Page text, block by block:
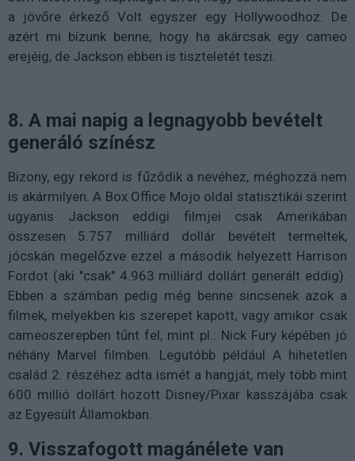
a jövőre érkező Volt egyszer egy Hollywoodhoz. De
azért mi bízunk benne, hogy ha akárcsak egy cameo
erejéig, de Jackson ebben is tiszteletét teszi.
8. A mai napig a legnagyobb bevételt
generáló színész
Bizony, egy rekord is fűződik a nevéhez, méghozzá nem
is akármilyen. A Box Office Mojo oldal statisztikái szerint
ugyanis Jackson eddigi filmjei csak Amerikában
összesen 5.757 milliárd dollár bevételt termeltek,
jócskán megelőzve ezzel a második helyezett Harrison
Fordot (aki "csak" 4.963 milliárd dollárt generált eddig).
Ebben a számban pedig még benne sincsenek azok a
filmek, melyekben kis szerepet kapott, vagy amikor csak
cameoszerepben tűnt fel, mint pl.: Nick Fury képében jó
néhány Marvel filmben. Legutóbb például A hihetetlen
család 2. részéhez adta ismét a hangját, mely több mint
600 millió dollárt hozott Disney/Pixar kasszájába csak
az Egyesült Államokban.
9. Visszafogott magánélete van